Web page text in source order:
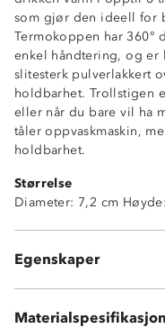
som gjør den ideell for
Termokoppen har 360°
enkel håndtering, og er
slitesterk pulverlakkert
holdbarhet. Trollstigen
eller når du bare vil ha
tåler oppvaskmaskin,
holdbarhet.
Størrelse
Diameter: 7,2 cm
Egenskaper
Toppmodell
360° drikkeåpning
Vakuumisolert
Lekksikker
Holder drikke
Holder drikke kaldt
Tåler oppvaskmaskin
Materialspesifikasjon
holdbarhet)
Pakning: silikon